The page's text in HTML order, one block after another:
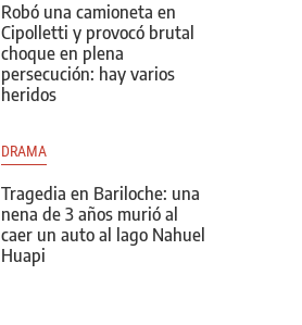
Robó una camioneta en
Cipolletti y provocó brutal
choque en plena
persecución: hay varios
heridos
DRAMA
Tragedia en Bariloche: una
nena de 3 años murió al
caer un auto al lago Nahuel
Huapi